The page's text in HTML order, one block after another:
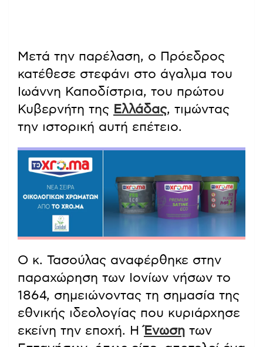
Μετά την παρέλαση, ο Πρόεδρος
κατέθεσε στεφάνι στο άγαλμα του
Ιωάννη Καποδίστρια, του πρώτου
Κυβερνήτη της Ελλάδας, τιμώντας
την ιστορική αυτή επέτειο.
Ο κ. Τασούλας αναφέρθηκε στην
παραχώρηση των Ιονίων νήσων το
1864, σημειώνοντας τη σημασία της
εθνικής ιδεολογίας που κυριάρχησε
εκείνη την εποχή. ΗΈνωση των